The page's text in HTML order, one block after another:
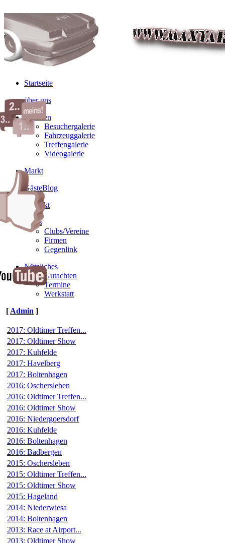
Startseite
über uns
Galerien
Besuchergalerie
Fahrzeuggalerie
Treffengalerie
Videogalerie
Markt
GästeBlog
Kontakt
Links
Clubs/Vereine
Firmen
Gegenlink
Nützliches
Gutachten
Termine
Werkstatt
[ Admin ]
2017: Oldtimer Treffen...
2017: Oldtimer Show
2017: Kuhfelde
2017: Havelberg
2017: Boltenhagen
2016: Oschersleben
2016: Oldtimer Treffen...
2016: Oldtimer Show
2016: Niedergoersdorf
2016: Kuhfelde
2016: Boltenhagen
2016: Badbergen
2015: Oschersleben
2015: Oldtimer Treffen...
2015: Oldtimer Show
2015: Hageland
2014: Niederwiesa
2014: Boltenhagen
2013: Race at Airport...
2013: Oldtimer Show